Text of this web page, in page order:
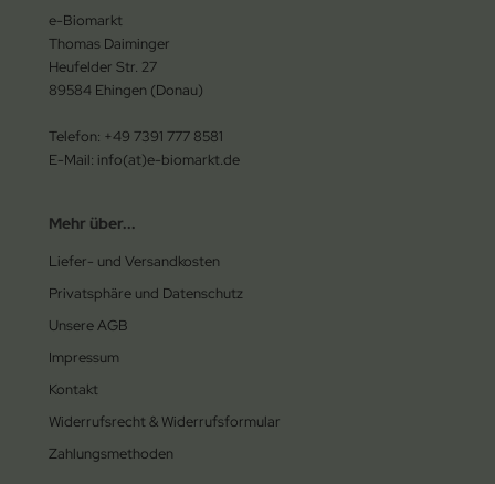
e-Biomarkt
Thomas Daiminger
Heufelder Str. 27
89584 Ehingen (Donau)
Telefon: +49 7391 777 8581
E-Mail: info(at)e-biomarkt.de
Mehr über...
Liefer- und Versandkosten
Privatsphäre und Datenschutz
Unsere AGB
Impressum
Kontakt
Widerrufsrecht & Widerrufsformular
Zahlungsmethoden